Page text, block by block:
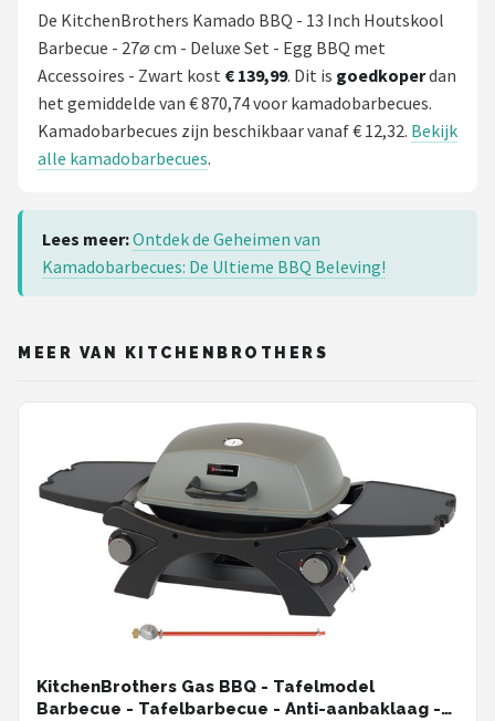
De KitchenBrothers Kamado BBQ - 13 Inch Houtskool
Barbecue - 27⌀ cm - Deluxe Set - Egg BBQ met
Accessoires - Zwart kost € 139,99. Dit is goedkoperdan
het gemiddelde van € 870,74 voor kamadobarbecues.
Kamadobarbecues zijn beschikbaar vanaf € 12,32. Bekijk
alle kamadobarbecues.
Lees meer:Ontdek de Geheimen van
Kamadobarbecues: De Ultieme BBQ Beleving!
MEER VAN KITCHENBROTHERS
KitchenBrothers Gas BBQ - Tafelmodel
Barbecue - Tafelbarbecue - Anti-aanbaklaag -